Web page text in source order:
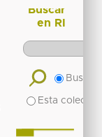
Buscar
en RI
Buscar
Esta